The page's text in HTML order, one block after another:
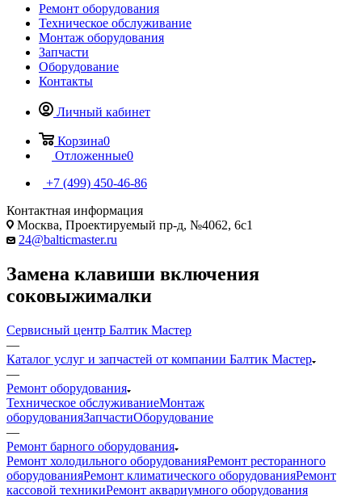
Ремонт оборудования
Техническое обслуживание
Монтаж оборудования
Запчасти
Оборудование
Контакты
Личный кабинет
Корзина0
Отложенные0
+7 (499) 450-46-86
Контактная информация
Москва, Проектируемый пр-д, №4062, 6с1
24@balticmaster.ru
Замена клавиши включения
соковыжималки
Сервисный центр Балтик Мастер
—
Каталог услуг и запчастей от компании Балтик Мастер
—
Ремонт оборудования
Техническое обслуживаниеМонтаж
оборудованияЗапчастиОборудование
—
Ремонт барного оборудования
Ремонт холодильного оборудованияРемонт ресторанного
оборудованияРемонт климатического оборудованияРемонт
кассовой техникиРемонт аквариумного оборудования